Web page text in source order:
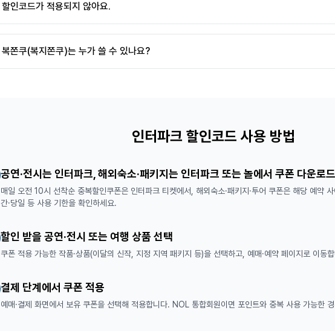
할인코드가 적용되지 않아요.
복쫀쿠(복지쫀쿠)는 누가 쓸 수 있나요?
인터파크 할인코드 사용 방법
공연·전시는 인터파크, 해외숙소·패키지는 인터파크 또는 놀에서 쿠폰 다운로드
매일 오전 10시 선착순 중복할인쿠폰은 인터파크 티켓에서, 해외숙소·패키지·투어 쿠폰은 해당 예약
간·당일 등 사용 기한을 확인하세요.
할인 받을 공연·전시 또는 여행 상품 선택
쿠폰 적용 가능한 작품·상품(이달의 신작, 지정 지역 패키지 등)을 선택하고, 예매·예약 페이지로 이동
결제 단계에서 쿠폰 적용
예매·결제 화면에서 보유 쿠폰을 선택해 적용합니다. NOL 통합회원이면 포인트와 중복 사용 가능한